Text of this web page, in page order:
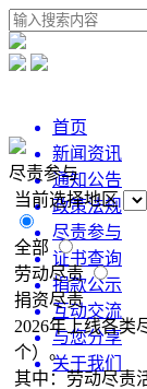
首页
新闻资讯
通知公告
政策法规
尽责参与
证书查询
捐款公示
互动交流
与您分享
关于我们
尽责参与
当前选择地区
全部
劳动尽责
捐资尽责
2026年上线各类
个）。
其中： 劳动尽责